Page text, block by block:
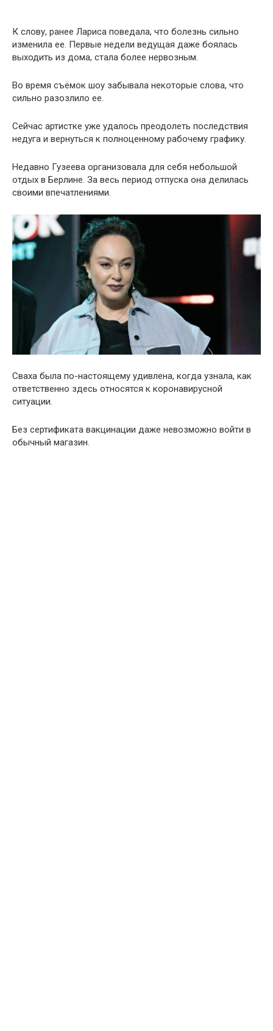
К слову, ранее Лариса поведала, что болезнь сильно
изменила ее. Первые недели ведущая даже боялась
выходить из дома, стала более нервозным.
Во время съёмок шоу забывала некоторые слова, что
сильно разозлило ее.
Сейчас артистке уже удалось преодолеть последствия
недуга и вернуться к полноценному рабочему графику.
Недавно Гузеева организовала для себя небольшой
отдых в Берлине. За весь период отпуска она делилась
своими впечатлениями.
Сваха была по-настоящему удивлена, когда узнала, как
ответственно здесь относятся к коронавирусной
ситуации.
Без сертификата вакцинации даже невозможно войти в
обычный магазин.